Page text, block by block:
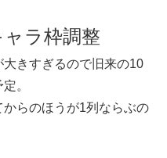
ラ枠調整
きすぎるので旧来の10
。
らのほうが1列ならぶの